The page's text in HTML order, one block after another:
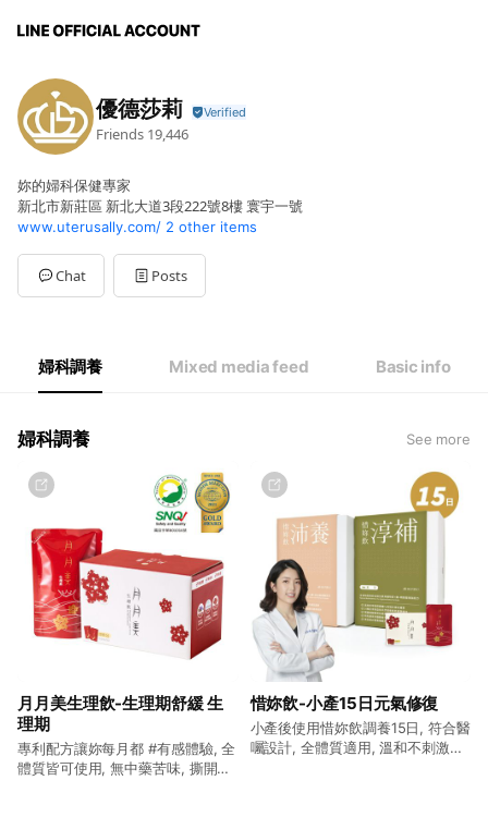
優德莎莉
Friends 19,446
妳的婦科保健專家
新北市新莊區 新北大道3段222號8樓 寰宇一號
www.uterusally.com/ 2 other items
Chat Posts
婦科調養 Mixed media feed Basic info
婦科調養 See more
月月美生理飲-生理期舒緩 生
理期
專利配方讓妳每月都 #有感體驗, 全
體質皆可使用, 無中藥苦味, 撕開即
惜妳飲-小產15日元氣修復
小產後使用惜妳飲調養15日, 符合醫
囑設計, 全體質適用, 溫和不刺激。